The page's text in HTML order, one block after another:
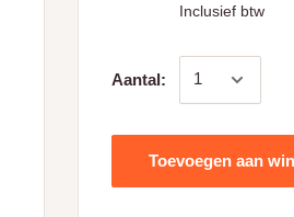
Inclusief btw
Aantal:
Toevoegen aan